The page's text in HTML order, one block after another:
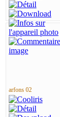
arfons 02